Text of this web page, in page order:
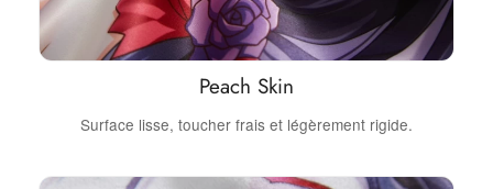
Peach Skin
Surface lisse, toucher frais et légèrement rigide.